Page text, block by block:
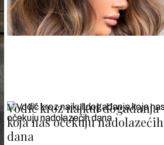
Vodič kroz najkul događanja
koja nas očekuju nadolazećih
dana